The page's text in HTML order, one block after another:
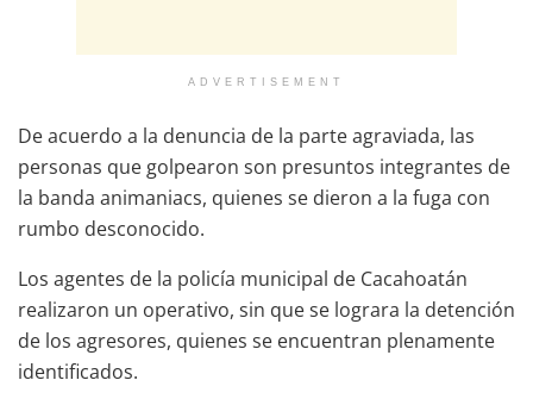
ADVERTISEMENT
De acuerdo a la denuncia de la parte agraviada, las
personas que golpearon son presuntos integrantes de
la banda animaniacs, quienes se dieron a la fuga con
rumbo desconocido.
Los agentes de la policía municipal de Cacahoatán
realizaron un operativo, sin que se lograra la detención
de los agresores, quienes se encuentran plenamente
identificados.